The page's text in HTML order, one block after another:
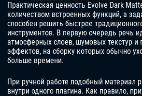
Практическая ценность Evolve Dark
количеством встроенных функций, а
способен решить быстрее
инструментов. В первую очередь речь
атмосферных слоев, шумовых текстур и
эффектов, на сборку которых обычно
больше времени.
При ручной работе подобный материал
внутри одного плагина. Как правило,